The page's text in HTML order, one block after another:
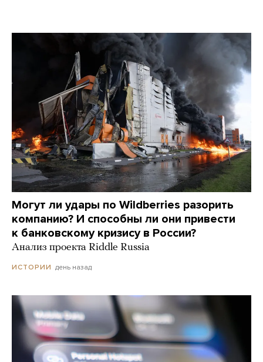
Могут ли удары по Wildberries разорить
компанию? И способны ли они привести
к банковскому кризису в России?
Анализ проекта Riddle Russia
ИСТОРИИ день назад